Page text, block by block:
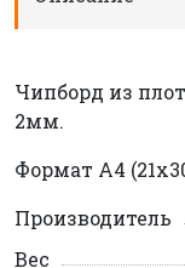
Чипборд из
2мм.
Формат А4
Производитель
Вес